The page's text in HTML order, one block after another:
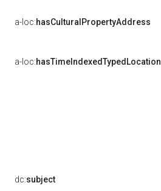
a-loc:hasCulturalPropertyAddress
a-loc:hasTimeIndexedTypedLocation
dc:subject